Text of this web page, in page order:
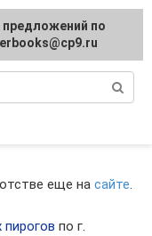
еще на сайте.
пирогов по г.
по